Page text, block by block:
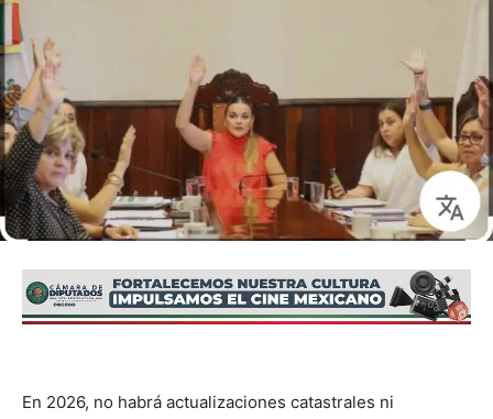
En 2026, no habrá actualizaciones catastrales ni